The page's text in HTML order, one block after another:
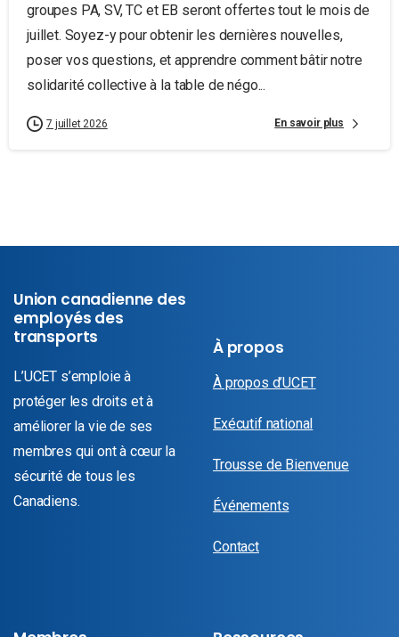
groupes PA, SV, TC et EB seront offertes tout le mois de
juillet. Soyez-y pour obtenir les dernières nouvelles,
poser vos questions, et apprendre comment bâtir notre
solidarité collective à la table de négo...
7 juillet 2026 En savoir plus
Union canadienne des
employés des
transports
L’UCET s’emploie à
protéger les droits et à
améliorer la vie de ses
membres qui ont à cœur la
sécurité de tous les
Canadiens.
À propos
À propos d’UCET
Exécutif national
Trousse de Bienvenue
Événements
Contact